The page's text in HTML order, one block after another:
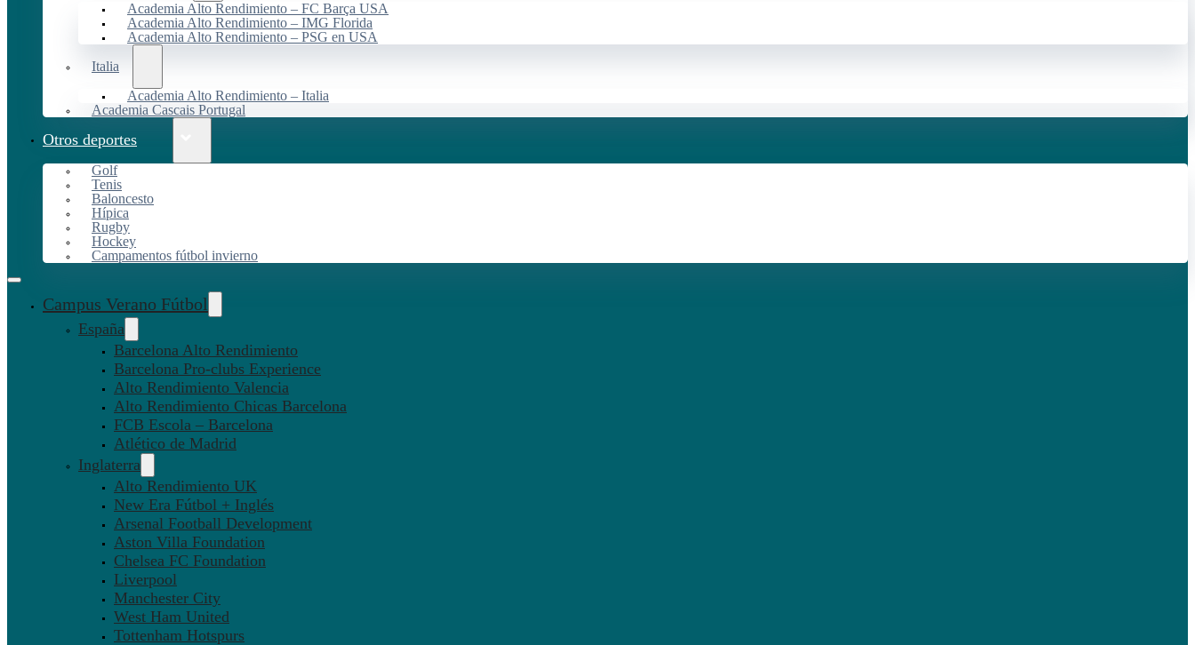
Academia Alto Rendimiento – FC Barça USA
Academia Alto Rendimiento – IMG Florida
Academia Alto Rendimiento – PSG en USA
Italia
Academia Alto Rendimiento – Italia
Academia Cascais Portugal
Otros deportes
Golf
Tenis
Baloncesto
Hípica
Rugby
Hockey
Campamentos fútbol invierno
Campus Verano Fútbol
España
Barcelona Alto Rendimiento
Barcelona Pro-clubs Experience
Alto Rendimiento Valencia
Alto Rendimiento Chicas Barcelona
FCB Escola – Barcelona
Atlético de Madrid
Inglaterra
Alto Rendimiento UK
New Era Fútbol + Inglés
Arsenal Football Development
Aston Villa Foundation
Chelsea FC Foundation
Liverpool
Manchester City
West Ham United
Tottenham Hotspurs